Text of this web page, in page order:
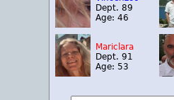
Dept. 89
Age: 46
Mariclara
Dept. 91
Age: 53